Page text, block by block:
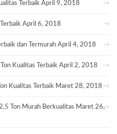
Terbaik April 9, 2018
April 6, 2018
dan Termurah April 4, 2018
Kualitas Terbaik April 2, 2018
Kualitas Terbaik Maret 28, 2018
Ton Murah Berkualitas Maret 26,